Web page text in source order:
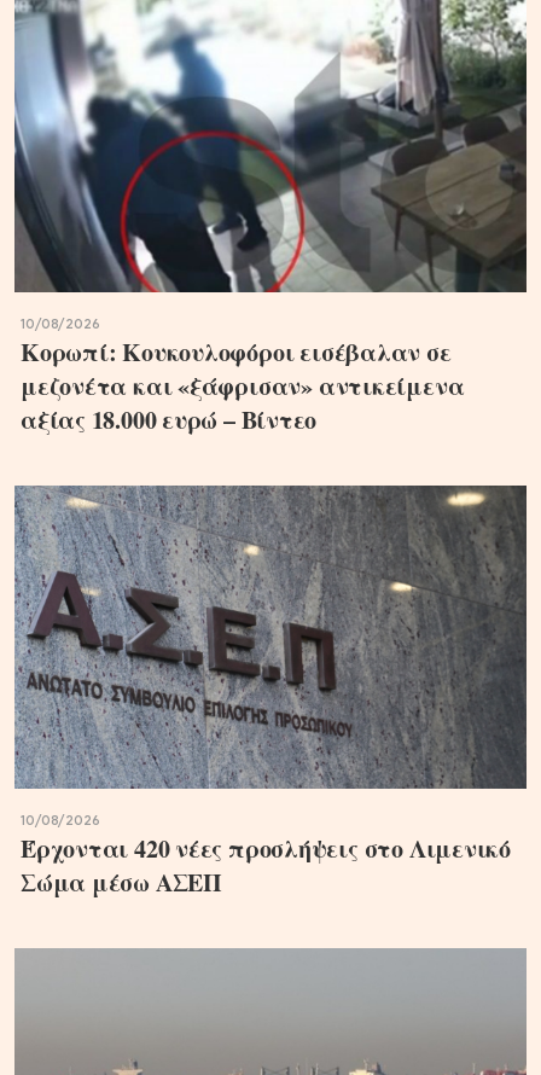
10/08/2026
Κορωπί: Κουκουλοφόροι εισέβαλαν σε
μεζονέτα και «ξάφρισαν» αντικείμενα
αξίας 18.000 ευρώ – Βίντεο
10/08/2026
Έρχονται 420 νέες προσλήψεις στο Λιμενικό
Σώμα μέσω ΑΣΕΠ